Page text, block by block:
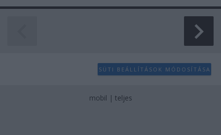
SÜTI BEÁLLÍTÁSOK MÓDOSÍTÁSA
mobil | teljes